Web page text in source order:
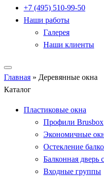
+7 (495) 510-99-50
Наши работы
Галерея
Наши клиенты
Главная » Деревянные окна
Каталог
Пластиковые окна
Профили Brusbox
Экономичные
Остекление
Балконная дверь
Входные группы